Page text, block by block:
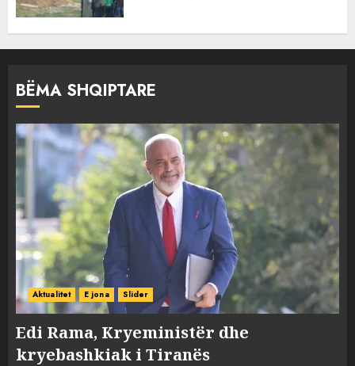
BËMA SHQIPTARE
Aktualitet E jona Slider
Edi Rama, Kryeministër dhe
kryebashkiak i Tiranës